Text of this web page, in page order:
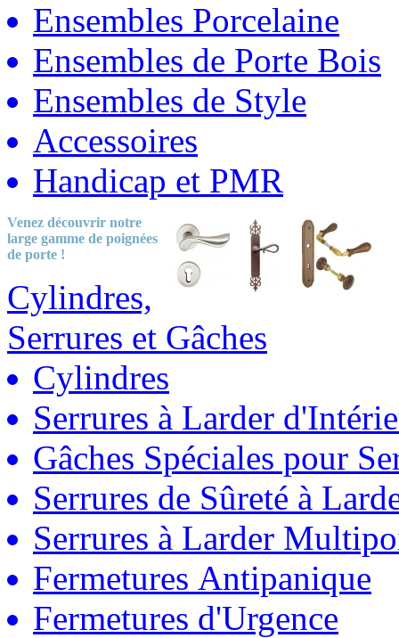
Ensembles Porcelaine
Ensembles de Porte Bois
Ensembles de Style
Accessoires
Handicap et PMR
Venez découvrir notre
large gamme de poignées
de porte !
Cylindres,
Serrures et Gâches
Cylindres
Serrures à Larder
Gâches Spéciales pour
Serrures de Sûreté à
Serrures à Larder
Fermetures Antipanique
Fermetures d'Urgence